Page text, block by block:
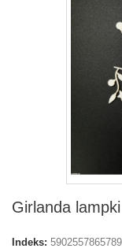
Girlanda lampki
Indeks: 5902557865789